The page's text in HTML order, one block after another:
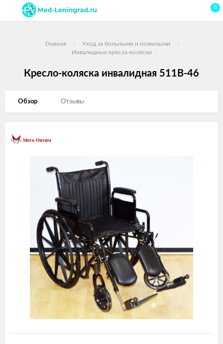
0
Главная
Уход за больными и пожилыми
Инвалидные кресла-коляски
Кресло-коляска инвалидная 511В-46
Обзор Отзывы